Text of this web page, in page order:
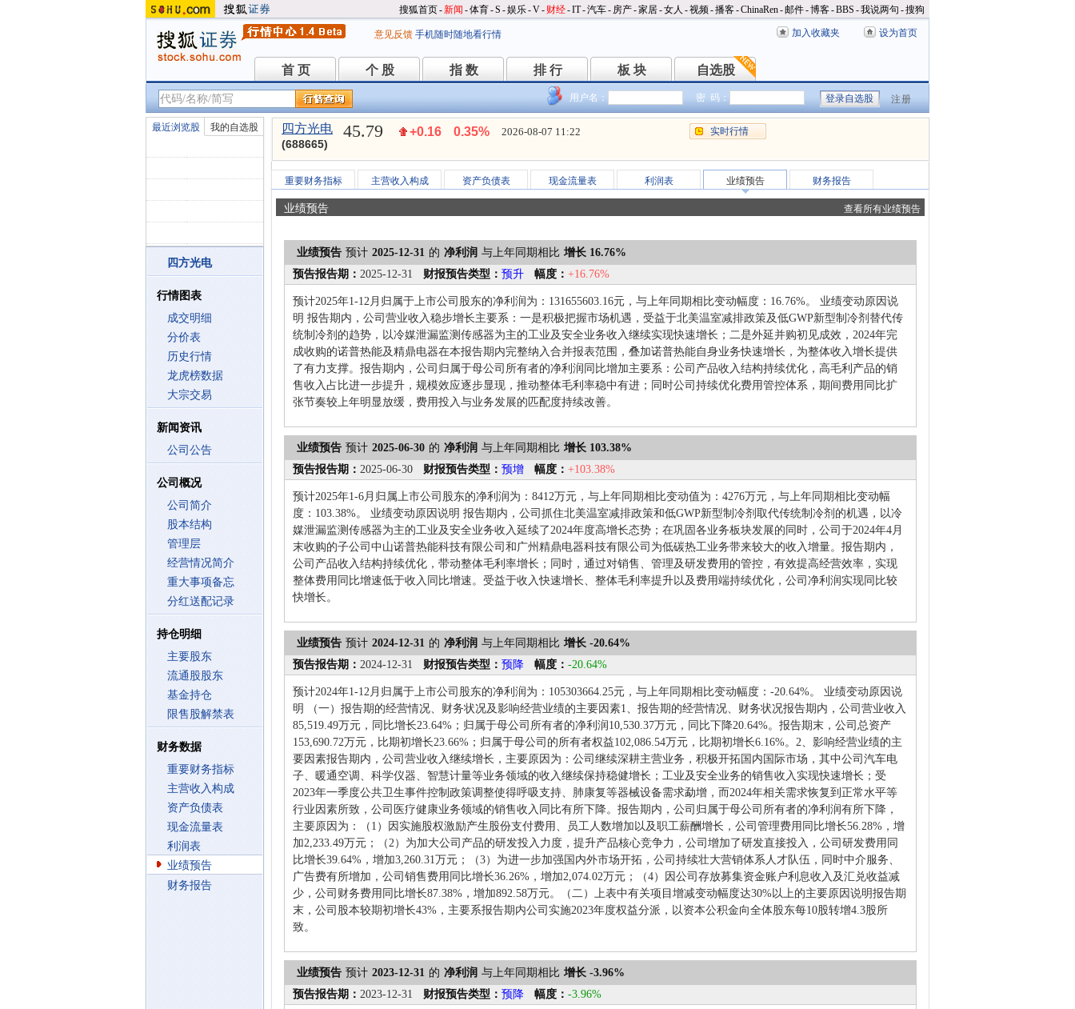
搜狐首页-新闻 -体育-S -娱乐-V- 财经-IT-汽车- 房产-家居-女人 -视频-播客-ChinaRen-邮件-博客-BBS -我说两句 -搜狗
意见反馈 手机随时随地看行情 加入收藏夹 设为首页
首 页
首 页 个 股
个 股 指 数
指 数 排 行
排 行 板 块
板 块 自选股
自选股
用户名： 密 码： 注册
最近浏览股 我的自选股
四方光电
行情图表
成交明细
分价表
历史行情
龙虎榜数据
大宗交易
新闻资讯
公司公告
公司概况
公司简介
股本结构
管理层
经营情况简介
重大事项备忘
分红送配记录
持仓明细
主要股东
流通股股东
基金持仓
限售股解禁表
财务数据
重要财务指标
主营收入构成
资产负债表
现金流量表
利润表
业绩预告
财务报告
四方光电
(688665)
45.79 +0.16 0.35% 2026-08-07 11:22 实时行情
重要财务指标 主营收入构成 资产负债表 现金流量表 利润表 业绩预告 财务报告
业绩预告 查看所有业绩预告
业绩预告 预计 2025-12-31 的 净利润 与上年同期相比 增长 16.76%
预告报告期： 2025-12-31 财报预告类型： 预升 幅度： +16.76%
预计2025年1-12月归属于上市公司股东的净利润为：131655603.16元，与上年同期相比变动幅度：16.76%。 业绩变动原因说
明 报告期内，公司营业收入稳步增长主要系：一是积极把握市场机遇，受益于北美温室减排政策及低GWP新型制冷剂替代传
统制冷剂的趋势，以冷媒泄漏监测传感器为主的工业及安全业务收入继续实现快速增长；二是外延并购初见成效，2024年完
成收购的诺普热能及精鼎电器在本报告期内完整纳入合并报表范围，叠加诺普热能自身业务快速增长，为整体收入增长提供
了有力支撑。报告期内，公司归属于母公司所有者的净利润同比增加主要系：公司产品收入结构持续优化，高毛利产品的销
售收入占比进一步提升，规模效应逐步显现，推动整体毛利率稳中有进；同时公司持续优化费用管控体系，期间费用同比扩
张节奏较上年明显放缓，费用投入与业务发展的匹配度持续改善。
业绩预告 预计 2025-06-30 的 净利润 与上年同期相比 增长 103.38%
预告报告期： 2025-06-30 财报预告类型： 预增 幅度： +103.38%
预计2025年1-6月归属上市公司股东的净利润为：8412万元，与上年同期相比变动值为：4276万元，与上年同期相比变动幅
度：103.38%。 业绩变动原因说明 报告期内，公司抓住北美温室减排政策和低GWP新型制冷剂取代传统制冷剂的机遇，以冷
媒泄漏监测传感器为主的工业及安全业务收入延续了2024年度高增长态势；在巩固各业务板块发展的同时，公司于2024年4月
末收购的子公司中山诺普热能科技有限公司和广州精鼎电器科技有限公司为低碳热工业务带来较大的收入增量。报告期内，
公司产品收入结构持续优化，带动整体毛利率增长；同时，通过对销售、管理及研发费用的管控，有效提高经营效率，实现
整体费用同比增速低于收入同比增速。受益于收入快速增长、整体毛利率提升以及费用端持续优化，公司净利润实现同比较
快增长。
业绩预告 预计 2024-12-31 的 净利润 与上年同期相比 增长 -20.64%
预告报告期： 2024-12-31 财报预告类型： 预降 幅度： -20.64%
预计2024年1-12月归属于上市公司股东的净利润为：105303664.25元，与上年同期相比变动幅度：-20.64%。 业绩变动原因说
明 （一）报告期的经营情况、财务状况及影响经营业绩的主要因素1、报告期的经营情况、财务状况报告期内，公司营业收入
85,519.49万元，同比增长23.64%；归属于母公司所有者的净利润10,530.37万元，同比下降20.64%。报告期末，公司总资产
153,690.72万元，比期初增长23.66%；归属于母公司的所有者权益102,086.54万元，比期初增长6.16%。2、影响经营业绩的主
要因素报告期内，公司营业收入继续增长，主要原因为：公司继续深耕主营业务，积极开拓国内国际市场，其中公司汽车电
子、暖通空调、科学仪器、智慧计量等业务领域的收入继续保持稳健增长；工业及安全业务的销售收入实现快速增长；受
2023年一季度公共卫生事件控制政策调整使得呼吸支持、肺康复等器械设备需求勐增，而2024年相关需求恢复到正常水平等
行业因素所致，公司医疗健康业务领域的销售收入同比有所下降。报告期内，公司归属于母公司所有者的净利润有所下降，
主要原因为：（1）因实施股权激励产生股份支付费用、员工人数增加以及职工薪酬增长，公司管理费用同比增长56.28%，增
加2,233.49万元；（2）为加大公司产品的研发投入力度，提升产品核心竞争力，公司增加了研发直接投入，公司研发费用同
比增长39.64%，增加3,260.31万元；（3）为进一步加强国内外市场开拓，公司持续壮大营销体系人才队伍，同时中介服务、
广告费有所增加，公司销售费用同比增长36.26%，增加2,074.02万元；（4）因公司存放募集资金账户利息收入及汇兑收益减
少，公司财务费用同比增长87.38%，增加892.58万元。（二）上表中有关项目增减变动幅度达30%以上的主要原因说明报告期
末，公司股本较期初增长43%，主要系报告期内公司实施2023年度权益分派，以资本公积金向全体股东每10股转增4.3股所
致。
业绩预告 预计 2023-12-31 的 净利润 与上年同期相比 增长 -3.96%
预告报告期： 2023-12-31 财报预告类型： 预降 幅度： -3.96%